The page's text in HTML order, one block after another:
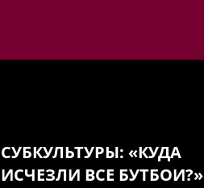
СУБКУЛЬТУРЫ: «КУДА
ИСЧЕЗЛИ ВСЕ БУТБОИ?»